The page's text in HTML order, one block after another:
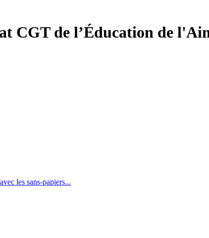
CGT de l’Éducation de
les sans-papiers...